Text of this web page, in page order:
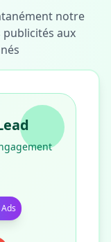
notre
aux